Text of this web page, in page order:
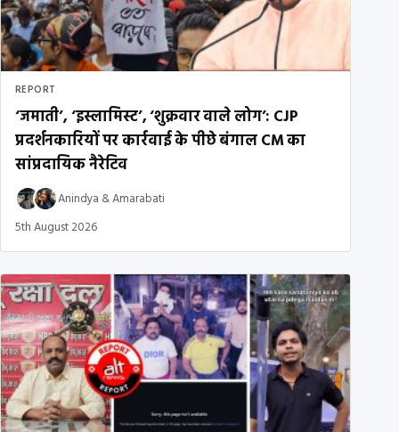
REPORT
‘जमाती’, ‘इस्लामिस्ट’, ‘शुक्रवार वाले लोग’: CJP
प्रदर्शनकारियों पर कार्रवाई के पीछे बंगाल CM का
सांप्रदायिक नैरेटिव
Anindya &Amarabati
5th August 2026